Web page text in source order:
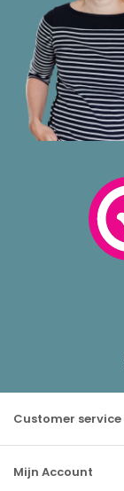
Customer service
Mijn Account